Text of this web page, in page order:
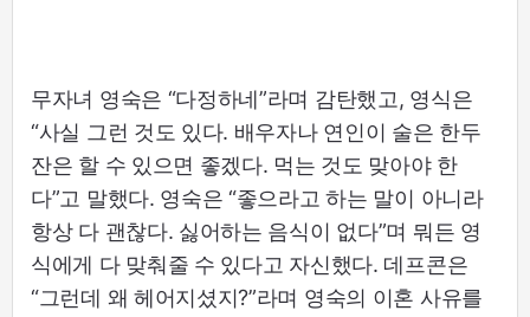
무자녀 영숙은 “다정하네”라며 감탄했고, 영식은
“사실 그런 것도 있다. 배우자나 연인이 술은 한두
잔은 할 수 있으면 좋겠다. 먹는 것도 맞아야 한
다”고 말했다. 영숙은 “좋으라고 하는 말이 아니라
항상 다 괜찮다. 싫어하는 음식이 없다”며 뭐든 영
식에게 다 맞춰줄 수 있다고 자신했다. 데프콘은
“그런데 왜 헤어지셨지?”라며 영숙의 이혼 사유를